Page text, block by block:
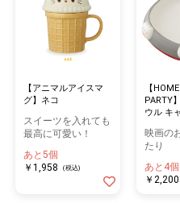
【アニマルアイスマ
グ】ネコ
スイーツを入れても
最高に可愛い！
あと5個
￥1,958
(税込)
【
PARTY
ウル キ
映画の
たり
あと4個
￥2,200